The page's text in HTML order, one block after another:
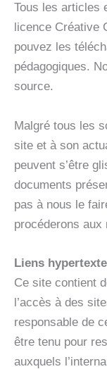
Tous les articles
licence Créative
pouvez les
pédagogiques.
source.
Malgré tous les
site et à son
peuvent s’être
documents
pas à nous le
procéderons
Liens
Ce site contient
l’accès à des
responsable de
être tenu pour
auxquels